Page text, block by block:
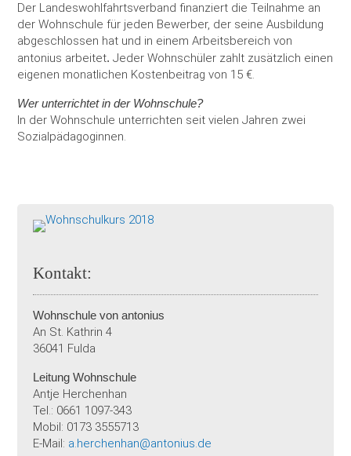
Der Landeswohlfahrtsverband finanziert die Teilnahme an
der Wohnschule für jeden Bewerber, der seine Ausbildung
abgeschlossen hat und in einem Arbeitsbereich von
antonius arbeitet.Jeder Wohnschüler zahlt zusätzlich einen
eigenen monatlichen Kostenbeitrag von 15 €.
Wer unterrichtet in der Wohnschule?
In der Wohnschule unterrichten seit vielen Jahren zwei
Sozialpädagoginnen.
Kontakt:
Wohnschule von antonius
An St. Kathrin 4
36041 Fulda
Leitung Wohnschule
Antje Herchenhan
Tel.: 0661 1097-343
Mobil: 0173 3555713
E-Mail: a.herchenhan@antonius.de